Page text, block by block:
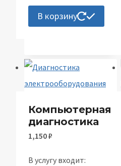
В корзину
Компьютерная
диагностика
1,150₽
В услугу входит: